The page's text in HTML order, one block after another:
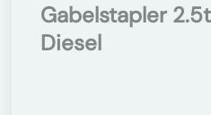
Gabelstapler
Diesel